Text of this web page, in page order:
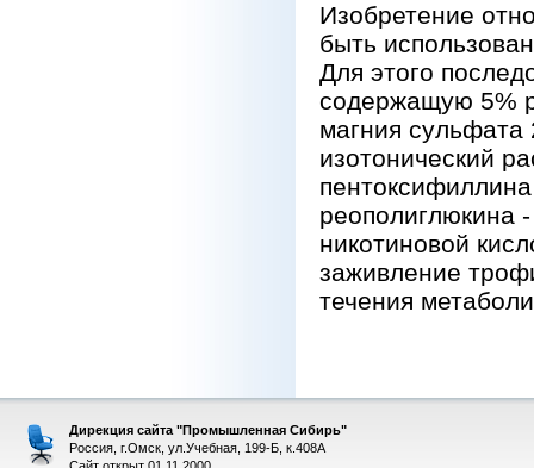
Изобретение
быть
Для этого
содержащую 5%
магния
изотонический
реополиглюкина
никотиновой
заживление
течения
Дирекция сайта "Промышленная Сибирь"
Россия, г.Омск, ул.Учебная, 199-Б, к.408А